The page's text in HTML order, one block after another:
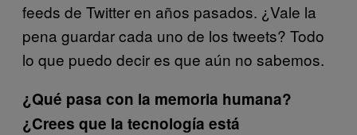
feeds de Twitter en años pasados. ¿Vale la
pena guardar cada uno de los tweets? Todo
lo que puedo decir es que aún no sabemos.
¿Qué pasa con la memoria humana?
¿Crees que la tecnología está